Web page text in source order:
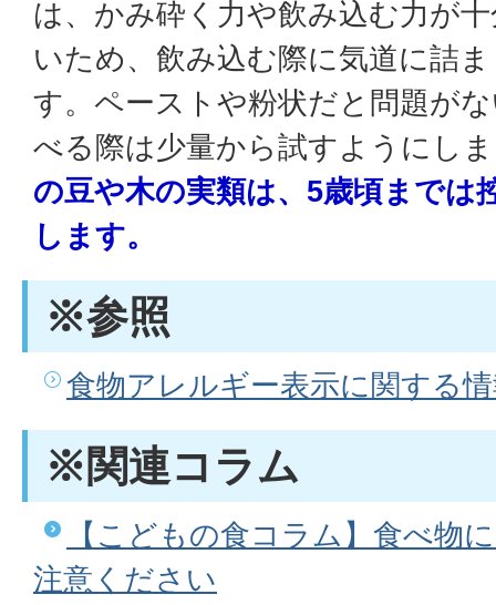
は、かみ砕く力や飲み込む力が
いため、飲み込む際に気道に詰
す。ペーストや粉状だと問題が
べる際は少量から試すようにし
の豆や木の実類は、5歳頃までは
します。
※参照
食物アレルギー表示に関する
※関連コラム
【こどもの食コラム】食べ物
注意ください